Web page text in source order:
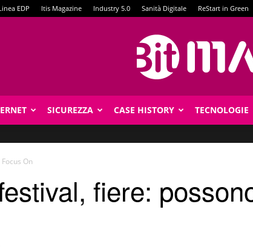
EDP Itis Magazine Industry 5.0 Sanità Digitale ReStart in Green
SICUREZZA CASE HISTORY TECNOLOGIE
On
fiere: